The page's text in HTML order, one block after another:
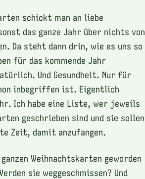
schickt man an liebe
das ganze Jahr über nichts von
Da steht dann drin, wie es uns so
für das kommende Jahr
Und Gesundheit. Nur für
inbegriffen ist. Eigentlich
Ich habe eine Liste, wer jeweils
geschrieben sind und sie sollen
Zeit, damit anzufangen.
Weihnachtskarten geworden
sie weggeschmissen? Und